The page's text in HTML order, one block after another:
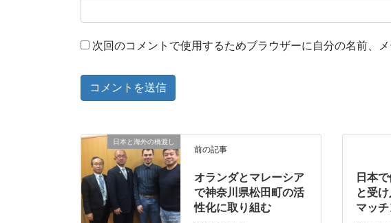
次回のコメントで使用するためブラウザーに自分の名前、
日本と海外の橋渡し
前の記事
オランダとマレーシア
で神奈川県松田町の活
性化に取り組む
日本
と受
マッ